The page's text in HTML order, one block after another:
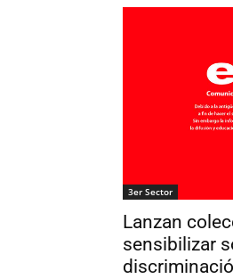
3er Sector
Lanzan
sensibilizar